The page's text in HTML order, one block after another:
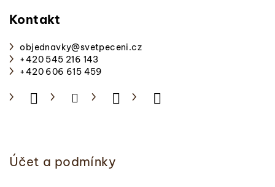
Kontakt
objednavky@svetpeceni.cz
+420 545 216 143
+420 606 615 459
Účet a podmínky